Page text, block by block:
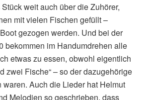
weit auch über die Zuhörer,
mit vielen Fischen gefüllt –
gezogen werden. Und bei der
bekommen im Handumdrehen alle
etwas zu essen, obwohl eigentlich
zwei Fische“ – so der dazugehörige
Auch die Lieder hat Helmut
Melodien so geschrieben, dass